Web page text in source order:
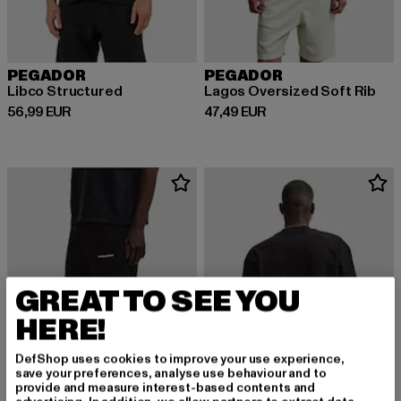
PEGADOR
Libco Structured
56,99 EUR
Derzeitiger Preis: 56,99 EUR
PEGADOR
Lagos Oversized Soft Rib
47,49 EUR
Derzeitiger Preis: 47,49 EUR
GREAT TO SEE YOU
HERE!
DefShop uses cookies to improve your use experience,
save your preferences, analyse use behaviour and to
provide and measure interest-based contents and